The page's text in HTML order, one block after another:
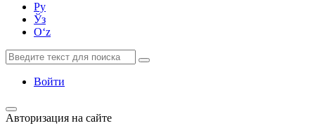
Ру
Ўз
Oʻz
Войти
Авторизация на сайте